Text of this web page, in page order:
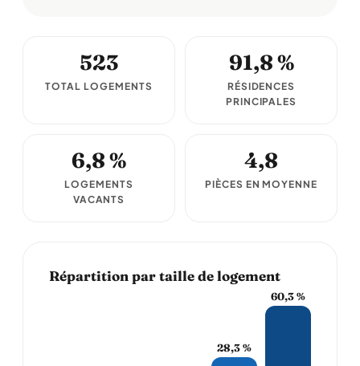
523
TOTAL LOGEMENTS
91,8 %
RÉSIDENCES
PRINCIPALES
6,8 %
LOGEMENTS
VACANTS
4,8
PIÈCES EN MOYENNE
Répartition par taille de logement
28,3 %
60,3 %